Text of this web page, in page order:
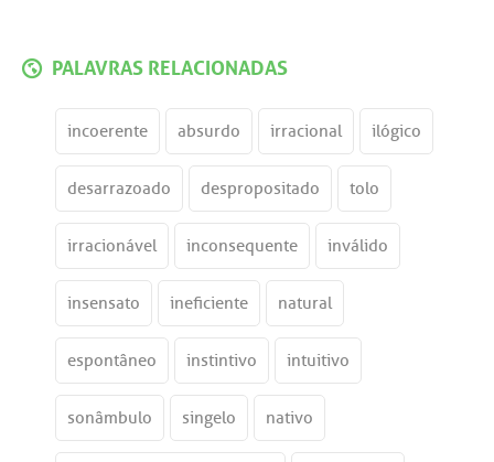
PALAVRAS RELACIONADAS
incoerente absurdo irracional ilógico
desarrazoado despropositado tolo
irracionável inconsequente inválido
insensato ineficiente natural
espontâneo instintivo intuitivo
sonâmbulo singelo nativo